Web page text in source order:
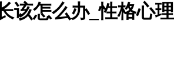
该怎么办_性格心理